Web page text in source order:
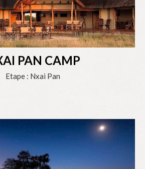
PAN CAMP
Etape : Nxai Pan